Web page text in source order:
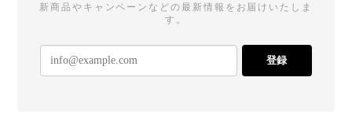
新商品やキャンペーンなどの最新情報をお届けいたしま
す。
登録